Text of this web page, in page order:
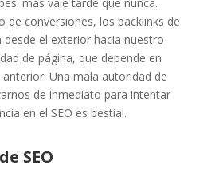
de conversiones, los backlinks de
desde el exterior hacia nuestro
de página, que depende en
Una mala autoridad de
de inmediato para intentar
en el SEO es bestial.
SEO